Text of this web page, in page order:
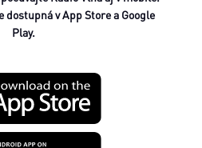
v App Store a Google
Play.